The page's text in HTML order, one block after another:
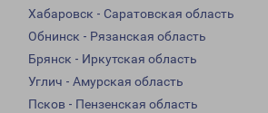
Хабаровск - Саратовская область
Обнинск - Рязанская область
Брянск - Иркутская область
Углич - Амурская область
Псков - Пензенская область